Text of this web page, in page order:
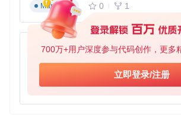
700万+用户深度参与代码创作，更多
立即登录/注册
Markdown
0 1
py-xiaozhi
Python
0 1